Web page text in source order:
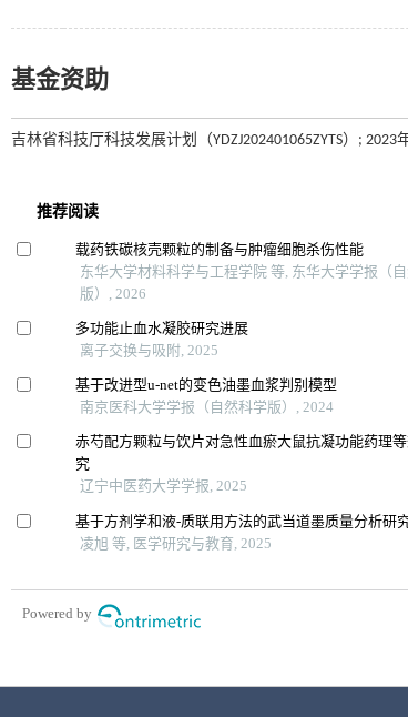
基金资助
吉林省科技厅科技发展计划（YDZJ202401065ZYTS）;